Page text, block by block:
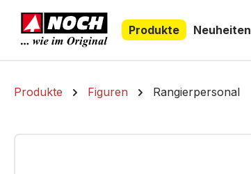
Zur Hauptnavigation springen
Produkte
Neuheiten
Produkte Figuren Rangierpersonal
Bildergalerie überspringen